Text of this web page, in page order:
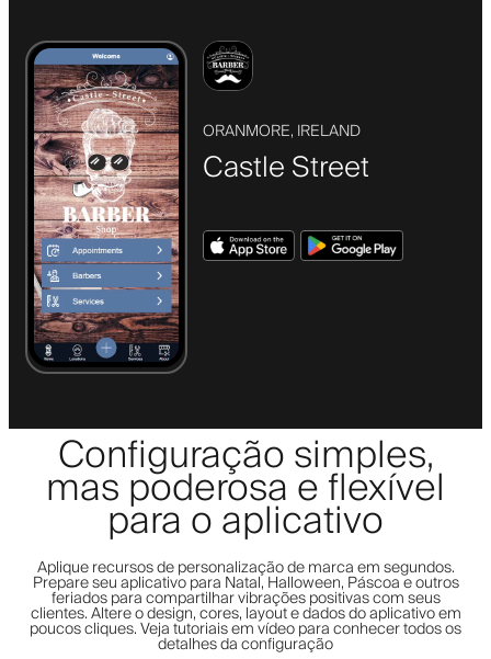
ORANMORE, IRELAND
Castle Street
Configuração simples,
mas poderosa e flexível
para o aplicativo
Aplique recursos de personalização de marca em segundos.
Prepare seu aplicativo para Natal, Halloween, Páscoa e outros
feriados para compartilhar vibrações positivas com seus
clientes. Altere o design, cores, layout e dados do aplicativo em
poucos cliques. Veja tutoriais em vídeo para conhecer todos os
detalhes da configuração